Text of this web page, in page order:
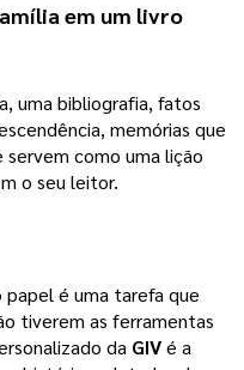
em um livro
uma bibliografia, fatos
memórias que
servem como uma lição
o seu leitor.
papel é uma tarefa que
tiverem as ferramentas
da GIV é a